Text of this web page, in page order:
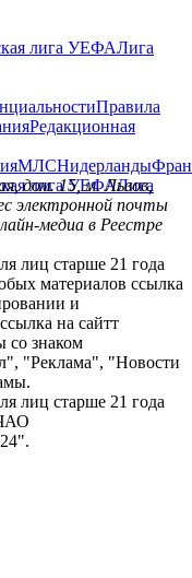
лига УЕФАЛига
Правила
Редакционная
МЛСНидерланды
лига УЕФАЛига
дом. 15, м. Львов,
электронной почты
медиа в Реестре
лиц старше 21 года
материалов ссылка
и
на сайтт
со знаком
"Реклама", "Новости
лиц старше 21 года